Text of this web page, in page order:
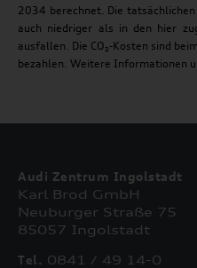
2034 berechnet. Die tatsächlichen
auch niedriger als in den hier
ausfallen. Die CO₂-Kosten sind
bezahlen. Weitere Informationen
Audi Zentrum Ingolstadt
Karl Brod GmbH
Neuburger Straße 75
85057 Ingolstadt
Tel. 0841 / 49 14-0